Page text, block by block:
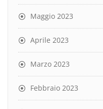
Maggio 2023
Aprile 2023
Marzo 2023
Febbraio 2023